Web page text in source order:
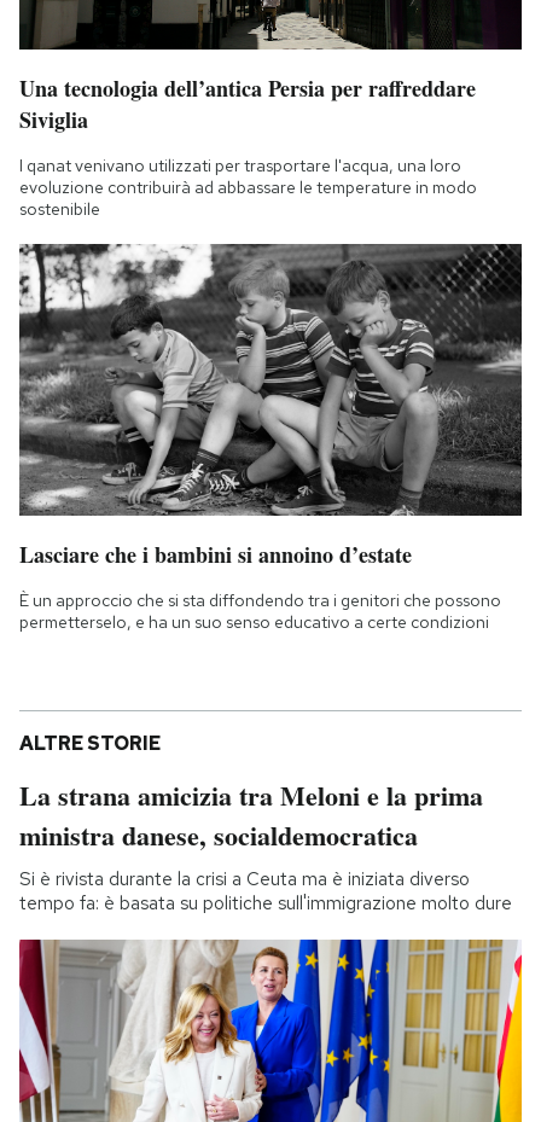
Una tecnologia dell’antica Persia per raffreddare
Siviglia
I qanat venivano utilizzati per trasportare l'acqua, una loro
evoluzione contribuirà ad abbassare le temperature in modo
sostenibile
Lasciare che i bambini si annoino d’estate
È un approccio che si sta diffondendo tra i genitori che possono
permetterselo, e ha un suo senso educativo a certe condizioni
ALTRE STORIE
La strana amicizia tra Meloni e la prima
ministra danese, socialdemocratica
Si è rivista durante la crisi a Ceuta ma è iniziata diverso
tempo fa: è basata su politiche sull'immigrazione molto dure